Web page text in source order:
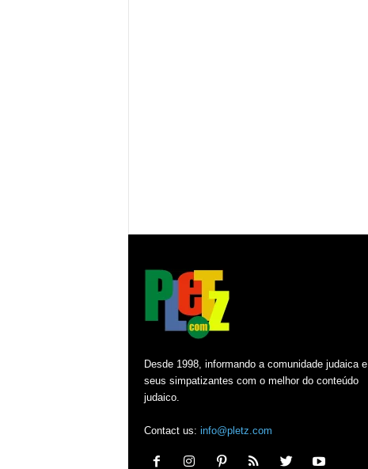
Desde 1998, informando a comunidade judaica e
seus simpatizantes com o melhor do conteúdo
judaico.
Contact us: info@pletz.com